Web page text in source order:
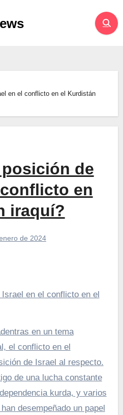
en el conflicto en el Kurdistán
de
en
iraquí?
de 2024
en el conflicto en el
en un tema
el conflicto en el
de Israel al respecto.
de una lucha constante
kurda, y varios
desempeñado un papel